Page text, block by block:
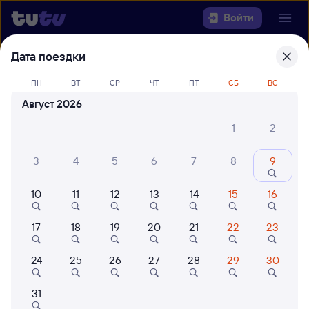
Войти
Выберите день, чтобы найти
билеты Верхний Баскунчак —
Санкт-Петербург-Главн.
Куда
Когда
Кто едет
Найти поезда
Дата поездки
ПН ВТ СР ЧТ ПТ СБ ВС
Август 2026
1
2
3 4 5 6 7 8 9
10 11 12 13 14 15 16
17 18 19 20 21 22 23
24 25 26 27 28 29 30
31